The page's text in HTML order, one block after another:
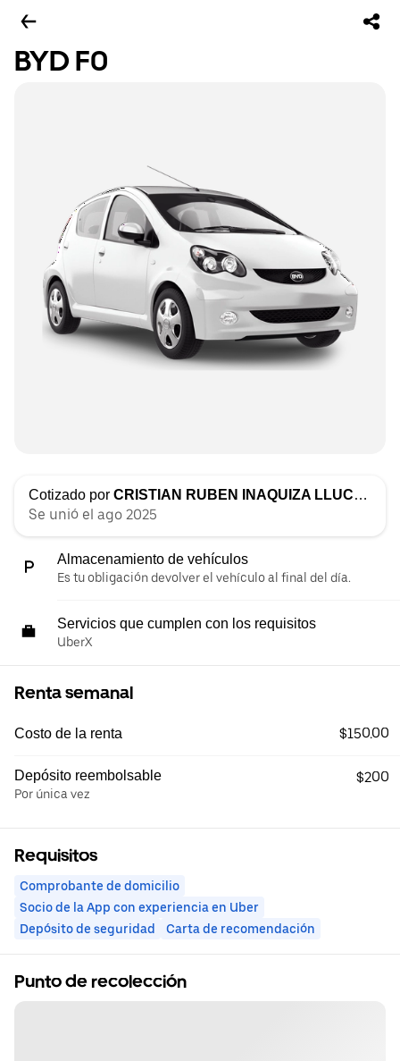
BYD F0
Cotizado por CRISTIAN RUBEN INAQUIZA LLUCCHA
Se unió el ago 2025
Almacenamiento de vehículos
Es tu obligación devolver el vehículo al final del día.
Servicios que cumplen con los requisitos
UberX
Renta semanal
Costo de la renta $150.00
Depósito reembolsable
Por única vez
$200
Requisitos
Comprobante de domicilio
Socio de la App con experiencia en Uber
Depósito de seguridad
Carta de recomendación
Punto de recolección